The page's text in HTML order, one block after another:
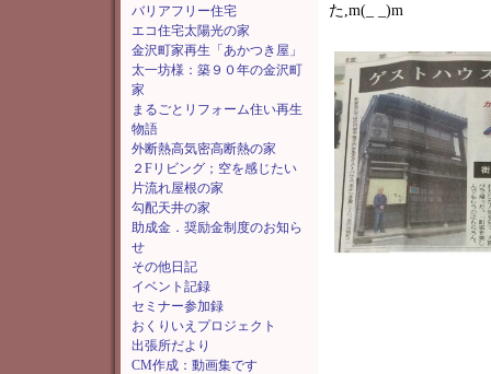
バリアフリー住宅
エコ住宅太陽光の家
金沢町家再生「あかつき屋」
太一坊様：築９０年の金沢町
家
まるごとリフォーム住い再生
物語
外断熱高気密高断熱の家
２Fリビング；空を感じたい
片流れ屋根の家
勾配天井の家
助成金．奨励金制度のお知ら
せ
その他日記
イベント記録
セミナー参加録
おくりいえプロジェクト
出張所だより
CM作成：動画集です
た,m(_ _)m